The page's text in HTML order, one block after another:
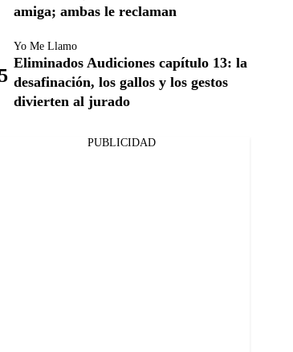
amiga; ambas le reclaman
Yo Me Llamo
Eliminados Audiciones capítulo 13: la
desafinación, los gallos y los gestos
divierten al jurado
PUBLICIDAD